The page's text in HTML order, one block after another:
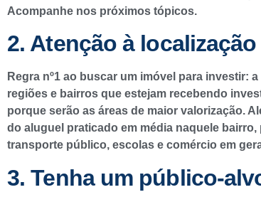
Acompanhe nos próximos tópicos.
2. Atenção à localização
Regra nº1 ao buscar um imóvel para investir:
regiões e bairros que estejam recebendo
porque serão as áreas de maior valorização.
do aluguel praticado em média naquele
transporte público, escolas e comércio em
3. Tenha um público-